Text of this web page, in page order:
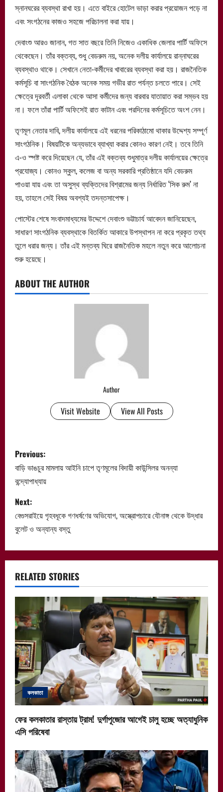
স্নানঘরের ব্যবস্থা রাখা হয়। এতে বাইরে হোটেল ভাড়া করার প্রয়োজন পড়ে না
এবং সংগঠনের কাজও সহজে পরিচালনা করা যায়।
দেবাংশু আরও জানান, গত সাত বছরে তিনি নিজেও একাধিক জেলার পার্টি অফিসে
থেকেছেন। তাঁর বক্তব্য, শুধু বেডরুম নয়, অনেক দলীয় কার্যালয়ে রান্নাঘরের
ব্যবস্থাও থাকে। সেখানে নেতা-কর্মীদের খাবারের ব্যবস্থা করা হয়। রাজনৈতিক
কর্মসূচি বা সাংগঠনিক বৈঠক অনেক সময় গভীর রাত পর্যন্ত চলতে পারে। সেই
ক্ষেত্রে দূরবর্তী এলাকা থেকে আসা কর্মীদের জন্য বারবার যাতায়াত করা সম্ভব হয়
না। ফলে তাঁরা পার্টি অফিসেই রাত কাটান এবং পরদিনের কর্মসূচিতে অংশ নেন।
তৃণমূল নেতার দাবি, দলীয় কার্যালয়ে এই ধরনের পরিকাঠামো থাকার উদ্দেশ্য সম্পূর্ণ
সাংগঠনিক। বিষয়টিকে অন্যভাবে ব্যাখ্যা করার কোনও কারণ নেই। তবে তিনি
এ-ও স্পষ্ট করে দিয়েছেন যে, তাঁর এই বক্তব্য শুধুমাত্র দলীয় কার্যালয়ের ক্ষেত্রে
প্রযোজ্য। কোনও স্কুল, কলেজ বা অন্য সরকারি প্রতিষ্ঠানে যদি বেডরুম
পাওয়া যায় এবং তা অসুস্থ ব্যক্তিদের বিশ্রামের জন্য নির্ধারিত ‘সিক রুম’ না
হয়, তাহলে সেই বিষয় অবশ্যই তদন্তসাপেক্ষ।
পোস্টের শেষে সংবাদমাধ্যমের উদ্দেশে দেবাংশু ভট্টাচার্য আবেদন জানিয়েছেন,
সাধারণ সাংগঠনিক ব্যবস্থাকে বিতর্কিত আকারে উপস্থাপন না করে প্রকৃত তথ্য
তুলে ধরার জন্য। তাঁর এই মন্তব্য ঘিরে রাজনৈতিক মহলে নতুন করে আলোচনা
শুরু হয়েছে।
ABOUT THE AUTHOR
Author
Visit Website View All Posts
P
o
s
t
n
a
v
i
g
a
t
i
o
n
Previous:
বাড়ি ভাঙচুর মামলায় আইনি চাপে তৃণমূলের বিদায়ী কাউন্সিলর অনন্যা
বন্দ্যোপাধ্যায়
Next:
বেগুসরাইয়ে গৃহবধূকে গণধর্ষণের অভিযোগ, অস্ত্রোপচারে যৌনাঙ্গ থেকে উদ্ধার
বুলেট ও অন্যান্য বস্তু
RELATED STORIES
কলকাতা
ফের কলকাতার রাস্তায় ট্রাম! দুর্গাপূজোর আগেই চালু হচ্ছে অত্যাধুনিক
এসি পরিষেবা